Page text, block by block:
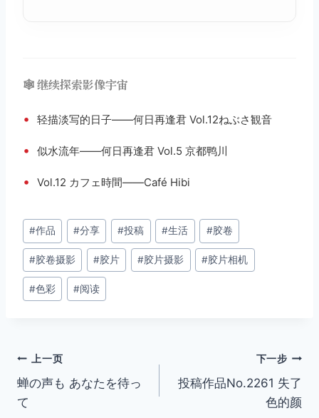
🕸️ 继续探索影像宇宙
• 轻描淡写的日子——何日再逢君 Vol.12ねぶさ観音
• 似水流年——何日再逢君 Vol.5 京都鸭川
• Vol.12 カフェ時間——Café Hibi
文
章
标
签：
#作品 #分享 #投稿 #生活 #胶卷
#胶卷摄影 #胶片 #胶片摄影 #胶片相机
#色彩 #阅读
文
章
上一页
蝉の声も あなたを待っ
て
下一步
投稿作品No.2261 失了
色的颜